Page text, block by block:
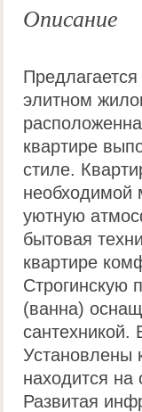
Описание
элитном
квартире
стиле.
необходимой
уютную
бытовая
квартире
Строгинскую
(ванна)
сантехникой.
Установлены
находится на
Развитая